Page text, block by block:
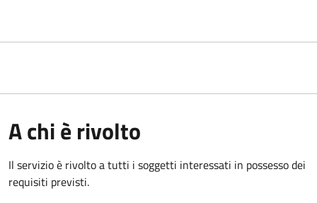
A chi è rivolto
Il servizio è rivolto a tutti i soggetti interessati in possesso dei
requisiti previsti.